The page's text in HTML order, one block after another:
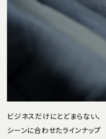
ビジネスだけにとどまらない、
シーンに合わせたラインナップ